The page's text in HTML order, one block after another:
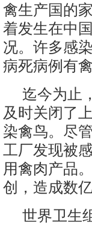
禽生产国的
着发生在中
况。许多感
病死病例有
迄今为止
及时关闭了
染禽鸟。尽
工厂发现被
用禽肉产品
创，造成数
世界卫生